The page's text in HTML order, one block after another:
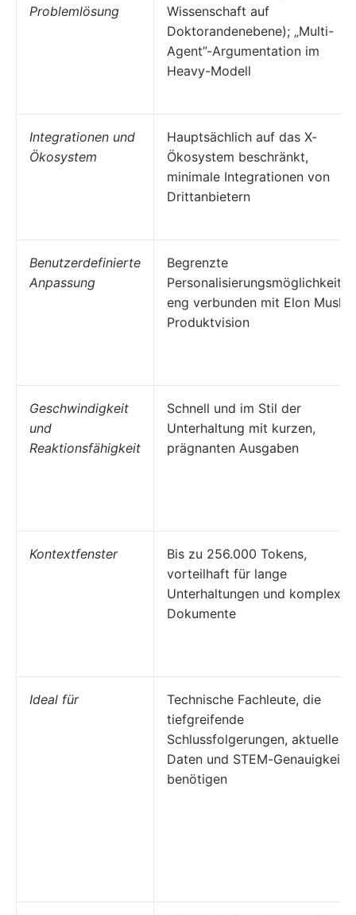
Problemlösung
Wissenschaft auf
Doktorandenebene); „Multi-
Agent”-Argumentation im
Heavy-Modell
Integrationen und
Ökosystem
Hauptsächlich auf das X-
Ökosystem beschränkt,
minimale Integrationen von
Drittanbietern
Benutzerdefinierte
Anpassung
Begrenzte
eng verbunden mit Elon Musks
Produktvision
Geschwindigkeit
und
Reaktionsfähigkeit
Schnell und im Stil der
Unterhaltung mit kurzen,
prägnanten Ausgaben
Kontextfenster
Bis zu 256.000 Tokens,
vorteilhaft für lange
Unterhaltungen und komplexe
Dokumente
Ideal für
Technische Fachleute, die
tiefgreifende
Schlussfolgerungen, aktuelle
Daten und STEM-Genauigkeit
benötigen